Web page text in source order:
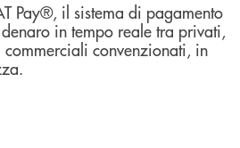
Pay®, il sistema di pagamento
in tempo reale tra privati,
convenzionati, in